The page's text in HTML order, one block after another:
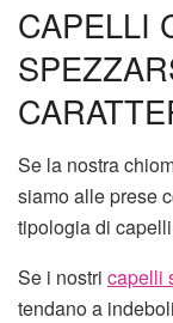
CAPELLI
Se la nostra
siamo alle prese
tipologia di
Se i nostri capelli
tendano a